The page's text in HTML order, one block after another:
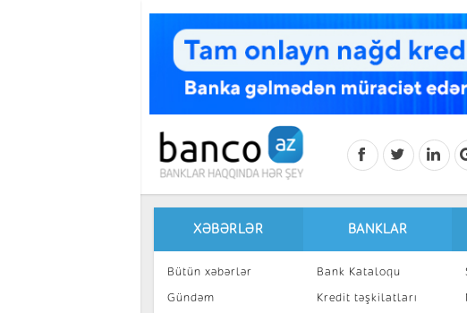
XƏBƏRLƏR
Bütün xəbərlər
Gündəm
BANKLAR
Bank Kataloqu
Kredit təşkilatları